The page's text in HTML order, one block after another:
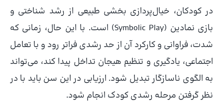
در کودکان، خیال‌پردازی بخشی طبیعی از رشد شناختی و
بازی نمادین (Symbolic Play) است. با این حال، زمانی که
شدت، فراوانی و کارکرد آن از حد رشدی فراتر رود و با تعامل
اجتماعی، یادگیری و تنظیم هیجان تداخل پیدا کند، می‌تواند
به الگوی ناسازگار تبدیل شود. ارزیابی در این سن باید با در
نظر گرفتن مرحله رشدی کودک انجام شود.